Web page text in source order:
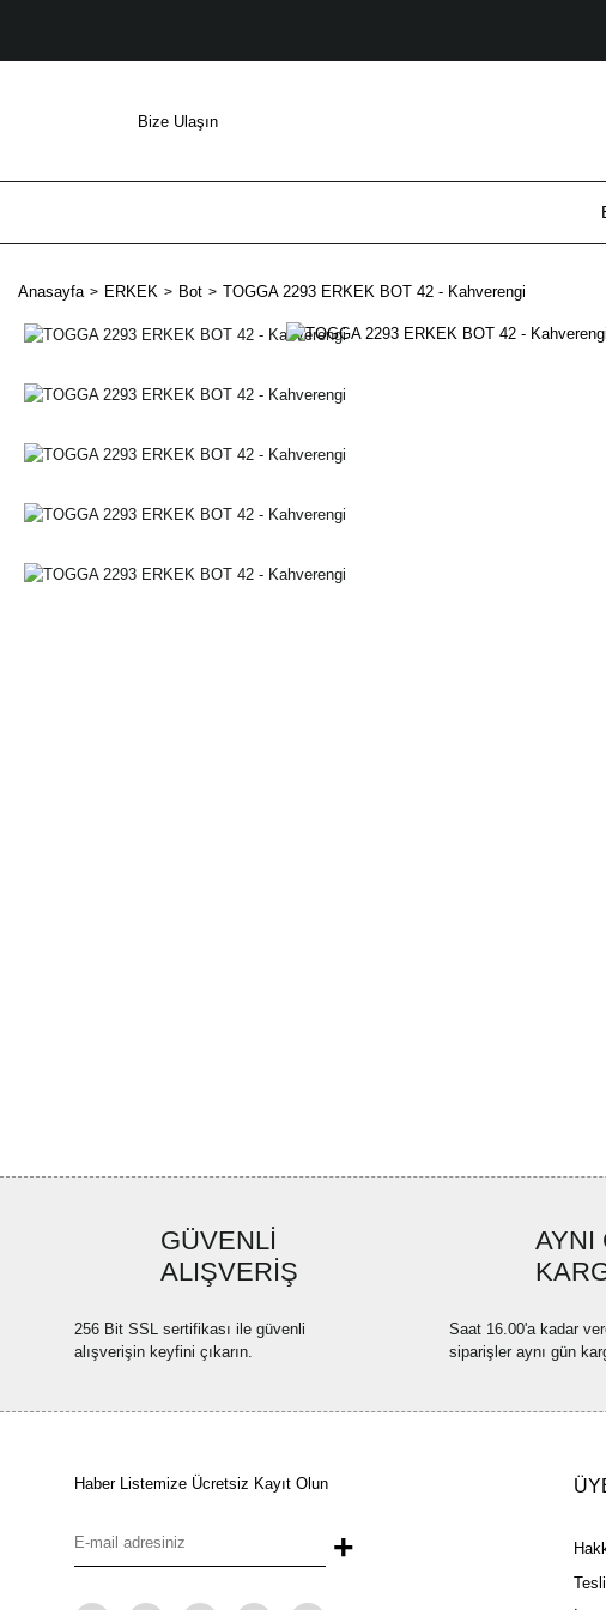
Bize Ulaşın
Anasayfa ERKEK Bot TOGGA 2293 ERKEK BOT 42 - Kahverengi
GÜVENLİ
ALIŞVERİŞ
256 Bit SSL sertifikası ile güvenli
alışverişin keyfini çıkarın.
AYNI
Saat 16.00'a kadar
siparişler aynı gün
Haber Listemize Ücretsiz Kayıt Olun
+